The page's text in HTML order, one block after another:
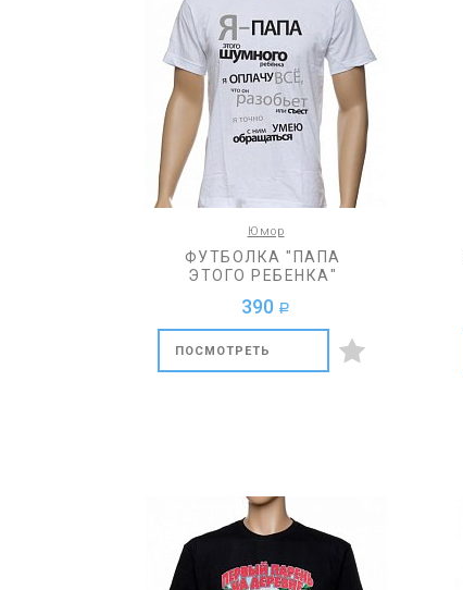
Юмор
ФУТБОЛКА "ПАПА
ЭТОГО РЕБЕНКА"
390 a
ПОСМОТРЕТЬ